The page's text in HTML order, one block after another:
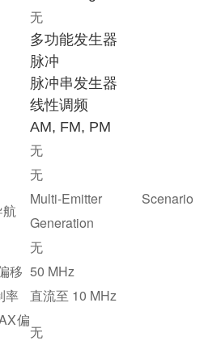
无
多功能发生器
脉冲
脉冲串发生器
线性调频
AM, FM, PM
无
无
Multi-Emitter Scenario
Generation
无
移 50 MHz
率
直流至 10 MHz
偏
无